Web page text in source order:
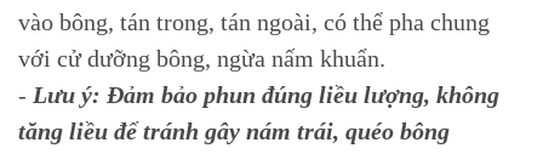
vào bông, tán trong, tán ngoài, có thể pha chung
với cử dưỡng bông, ngừa nấm khuẩn.
- Lưu ý: Đảm bảo phun đúng liều lượng, không
tăng liều để tránh gây nám trái, quéo bông